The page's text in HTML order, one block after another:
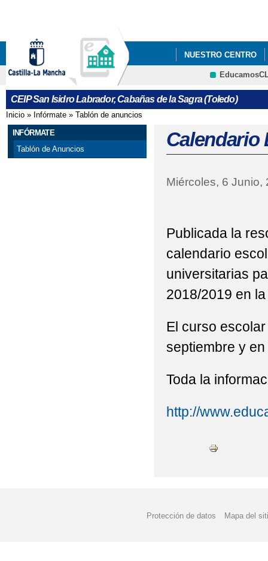
NUESTRO CENTRO
20 NOVIEMBRE. DIA
HTTPS://
BACHILLERATO/
CRFP
CEIP San Isidro Labrador, Cabañas de la Sagra (Toledo)
Se encuentra usted aquí
Inicio » Infórmate » Tablón de anuncios
INFÓRMATE
Tablón de Anuncios
Calendario
Miércoles, 6 Junio,
Publicada la
calendario
universitarias
2018/2019 en
El curso
septiembre y
Toda la
http://
Protección de datos Mapa del